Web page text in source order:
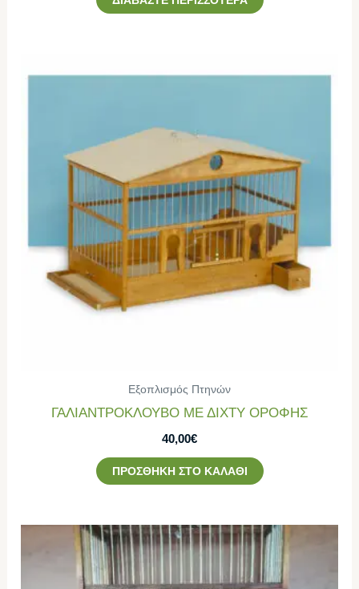
Εξοπλισμός Πτηνών
ΓΑΛΙΑΝΤΡΟΚΛΟΥΒΟ ΜΕ ΔΙΧΤΥ ΟΡΟΦΗΣ
40,00€
ΠΡΟΣΘΉΚΗ ΣΤΟ ΚΑΛΆΘΙ